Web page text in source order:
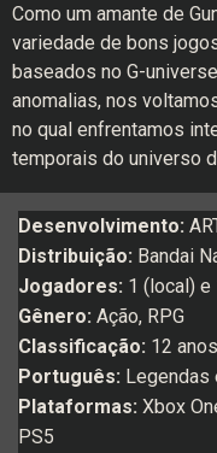
Como um amante de
variedade de bons
baseados no G-
anomalias, nos
no qual enfrentamos
temporais do universo
Desenvolvimento:
Distribuição: Bandai
Jogadores: 1 (local)
Gênero: Ação, RPG
Classificação: 12 anos
Português: Legendas
Plataformas: Xbox
PS5